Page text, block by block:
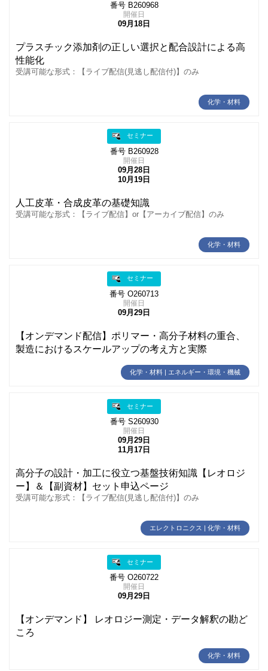
番号 B260968
開催日
09月18日
プラスチック添加剤の正しい選択と配合設計による高
性能化
受講可能な形式：【ライブ配信(見逃し配信付)】のみ
化学・材料
セミナー
番号 B260928
開催日
09月28日
10月19日
人工皮革・合成皮革の基礎知識
受講可能な形式：【ライブ配信】or【アーカイブ配信】のみ
化学・材料
セミナー
番号 O260713
開催日
09月29日
【オンデマンド配信】ポリマー・高分子材料の重合、
製造におけるスケールアップの考え方と実際
化学・材料 | エネルギー・環境・機械
セミナー
番号 S260930
開催日
09月29日
11月17日
高分子の設計・加工に役立つ基盤技術知識【レオロジ
ー】＆【副資材】セット申込ページ
受講可能な形式：【ライブ配信(見逃し配信付)】のみ
エレクトロニクス | 化学・材料
セミナー
番号 O260722
開催日
09月29日
【オンデマンド】 レオロジー測定・データ解釈の勘ど
ころ
化学・材料